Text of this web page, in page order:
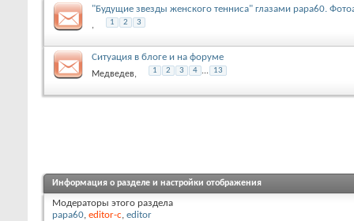
"Будущие звезды женского тенниса" глазами papa60.
, 1 2 3
Ситуация в блоге и на форуме
Медведев, 1 2 3 4 ... 13
Информация о разделе и настройки отображения
Модераторы этого раздела
papa60, editor-c, editor